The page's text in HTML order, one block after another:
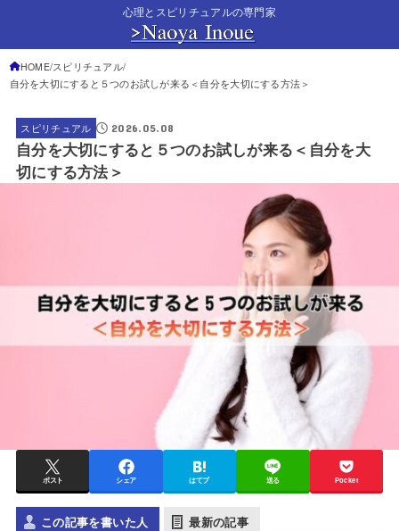
心理とスピリチュアルの専門家
HOME スピリチュアル
自分を大切にすると５つのお試しが来る＜自分を大切にする方法＞
スピリチュアル 2026.05.08
自分を大切にすると５つのお試しが来る＜自分を大
切にする方法＞
ポスト シェア はてブ 送る Pocket
この記事を書いた人 最新の記事